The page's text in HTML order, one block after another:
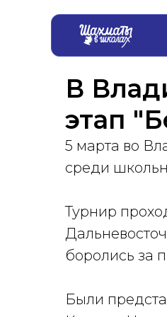
В
этап
5 марта во
среди
Турнир
боролись за
Были